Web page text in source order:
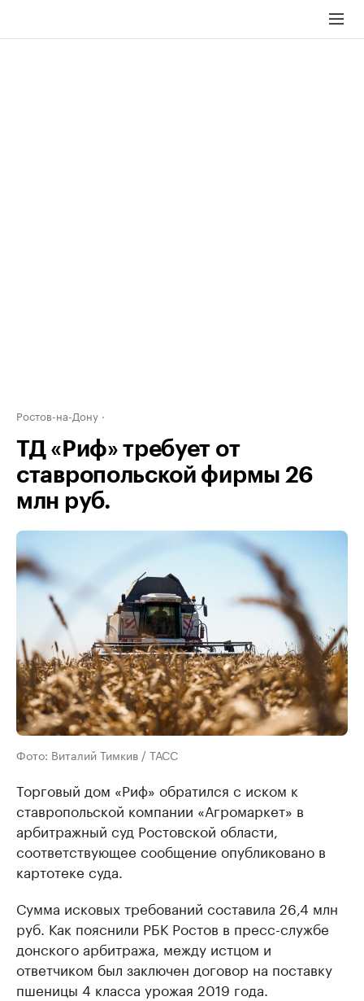
Ростов-на-Дону
ТД «Риф» требует от
ставропольской фирмы 26
млн руб.
Фото: Виталий Тимкив / ТАСС
Торговый дом «Риф» обратился с иском к
ставропольской компании «Агромаркет» в
арбитражный суд Ростовской области,
соответствующее сообщение опубликовано в
картотеке суда.
Сумма исковых требований составила 26,4 млн
руб. Как пояснили РБК Ростов в пресс-службе
донского арбитража, между истцом и
ответчиком был заключен договор на поставку
пшеницы 4 класса урожая 2019 года.